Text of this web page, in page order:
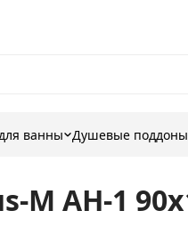
ванны Душевые поддоны
M AH-1